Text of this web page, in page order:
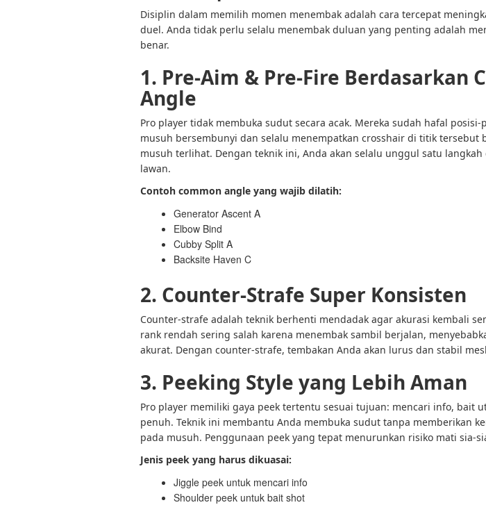
Disiplin dalam memilih momen menembak adalah cara tercepat
duel. Anda tidak perlu selalu menembak duluan yang penting adalah
benar.
1. Pre-Aim & Pre-Fire Berdasarkan
Angle
Pro player tidak membuka sudut secara acak. Mereka sudah hafal posisi-
musuh bersembunyi dan selalu menempatkan crosshair di titik tersebut
musuh terlihat. Dengan teknik ini, Anda akan selalu unggul satu
lawan.
Contoh common angle yang wajib dilatih:
Generator Ascent A
Elbow Bind
Cubby Split A
Backsite Haven C
2. Counter-Strafe Super Konsisten
Counter-strafe adalah teknik berhenti mendadak agar akurasi kembali
rank rendah sering salah karena menembak sambil berjalan,
akurat. Dengan counter-strafe, tembakan Anda akan lurus dan stabil
3. Peeking Style yang Lebih Aman
Pro player memiliki gaya peek tertentu sesuai tujuan: mencari info, bait
penuh. Teknik ini membantu Anda membuka sudut tanpa memberikan
pada musuh. Penggunaan peek yang tepat menurunkan risiko mati sia-
Jenis peek yang harus dikuasai:
Jiggle peek untuk mencari info
Shoulder peek untuk bait shot